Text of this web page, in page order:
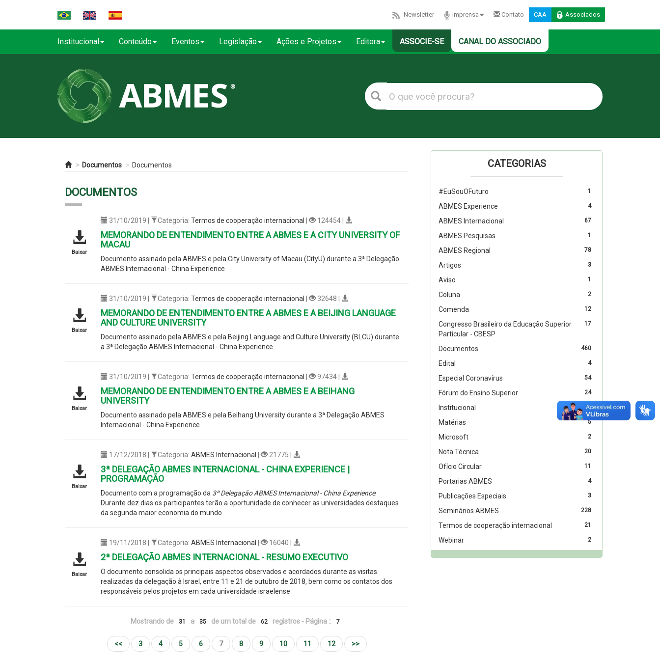
Newsletter Imprensa Contato CAA Associados
Institucional Conteúdo Eventos Legislação Ações e Projetos Editora ASSOCIE-SE CANAL DO ASSOCIADO
Documentos Documentos
DOCUMENTOS
Baixar
31/10/2019 | Categoria:Termos de cooperação internacional | 124454 |
MEMORANDO DE ENTENDIMENTO ENTRE A ABMES E A CITY UNIVERSITY OF
MACAU
Documento assinado pela ABMES e pela City University of Macau (CityU) durante a 3ª Delegação
ABMES Internacional - China Experience
Baixar
31/10/2019 | Categoria:Termos de cooperação internacional | 32648 |
MEMORANDO DE ENTENDIMENTO ENTRE A ABMES E A BEIJING LANGUAGE
AND CULTURE UNIVERSITY
Documento assinado pela ABMES e pela Beijing Language and Culture University (BLCU) durante
a 3ª Delegação ABMES Internacional - China Experience
Baixar
31/10/2019 | Categoria:Termos de cooperação internacional | 97434 |
MEMORANDO DE ENTENDIMENTO ENTRE A ABMES E A BEIHANG
UNIVERSITY
Documento assinado pela ABMES e pela Beihang University durante a 3ª Delegação ABMES
Internacional - China Experience
Baixar
17/12/2018 | Categoria:ABMES Internacional | 21775 |
3ª DELEGAÇÃO ABMES INTERNACIONAL - CHINA EXPERIENCE |
PROGRAMAÇÃO
Documento com a programação da 3ª Delegação ABMES Internacional - China Experience.
Durante dez dias os participantes terão a oportunidade de conhecer as universidades destaques
da segunda maior economia do mundo
Baixar
19/11/2018 | Categoria:ABMES Internacional | 16040 |
2ª DELEGAÇÃO ABMES INTERNACIONAL - RESUMO EXECUTIVO
O documento consolida os principais aspectos observados e acordados durante as visitas
realizadas da delegação à Israel, entre 11 e 21 de outubro de 2018, bem como os contatos dos
responsáveis pelos projetos em cada universidade israelense
Mostrando de 31 a 35 de um total de 62 registros - Página :: 7
<< 3 4 5 6 7 8 9 10 11 12 >>
CATEGORIAS
1
#EuSouOFuturo
4
ABMES Experience
67
ABMES Internacional
1
ABMES Pesquisas
78
ABMES Regional
3
Artigos
1
Aviso
2
Coluna
12
Comenda
17
Congresso Brasileiro da Educação Superior
Particular - CBESP
460
Documentos
4
Edital
54
Especial Coronavírus
24
Fórum do Ensino Superior
47
Institucional
5
Matérias
2
Microsoft
20
Nota Técnica
11
Ofício Circular
4
Portarias ABMES
3
Publicações Especiais
228
Seminários ABMES
21
Termos de cooperação internacional
2
Webinar